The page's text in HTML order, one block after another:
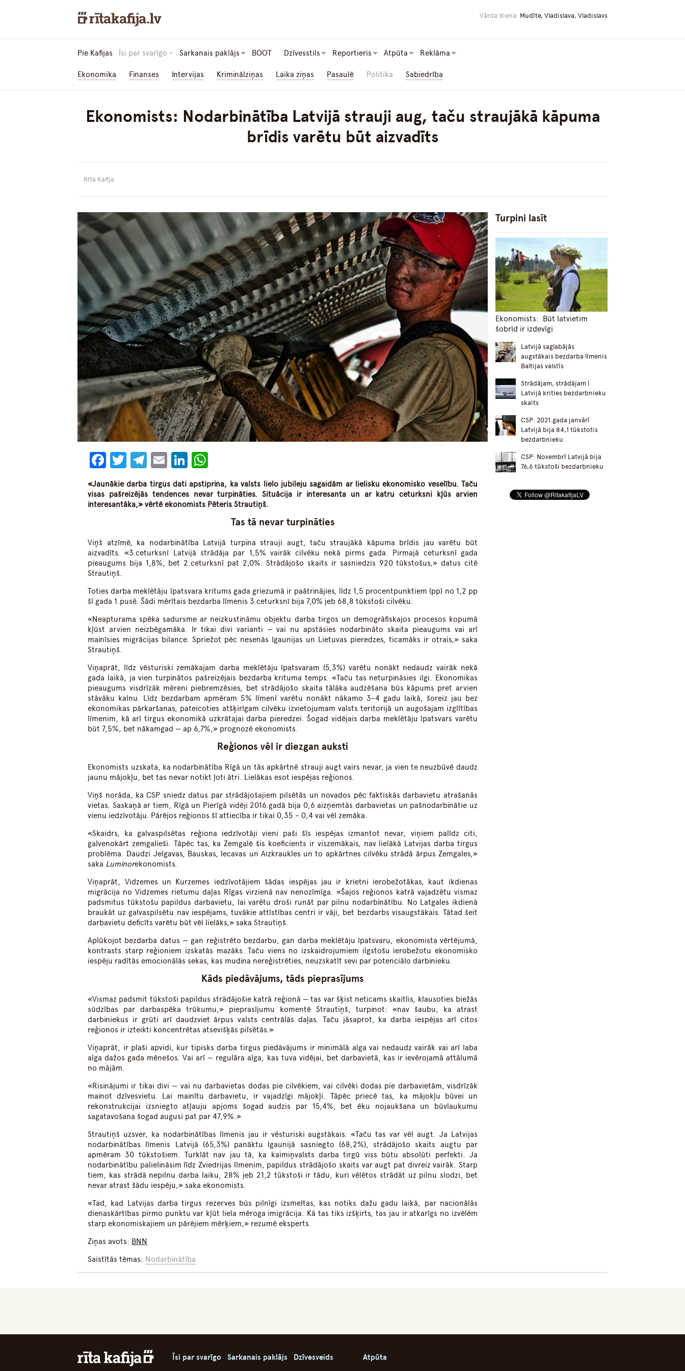
Vārda diena: Mudīte, Vladislava, Vladislavs
Pie Kafijas Īsi par svarīgo Sarkanais paklājs BOOT Dzīvesstils Reportieris Atpūta Reklāma
Ekonomika Finanses Intervijas Kriminālziņas Laika ziņas Pasaulē Politika Sabiedrība
Ekonomists: Nodarbinātība Latvijā strauji aug, taču straujākā kāpuma
brīdis varētu būt aizvadīts
Rīta Kafija
Facebook
Twitter
Telegram
EmailLinkedIn
«Jaunākie darba tirgus dati apstiprina, ka valsts lielo jubileju sagaidām ar lielisku ekonomisko veselību. Taču
visas pašreizējās tendences nevar turpināties. Situācija ir interesanta un ar katru ceturksni kļūs arvien
interesantāka,» vērtē ekonomists Pēteris Strautiņš.
Tas tā nevar turpināties
Viņš atzīmē, ka nodarbinātība Latvijā turpina strauji augt, taču straujākā kāpuma brīdis jau varētu būt
aizvadīts. «3.ceturksnī Latvijā strādāja par 1,5% vairāk cilvēku nekā pirms gada. Pirmajā ceturksnī gada
pieaugums bija 1,8%, bet 2.ceturksnī pat 2,0%. Strādājošo skaits ir sasniedzis 920 tūkstošus,» datus citē
Strautiņš.
Toties darba meklētāju īpatsvara kritums gada griezumā ir paātrinājies, līdz 1,5 procentpunktiem (pp) no 1,2 pp
šī gada 1.pusē. Šādi mērītais bezdarba līmenis 3.ceturksnī bija 7,0% jeb 68,8 tūkstoši cilvēku.
«Neapturama spēka sadursme ar neizkustināmu objektu darba tirgos un demogrāfiskajos procesos kopumā
kļūst arvien neizbēgamāka. Ir tikai divi varianti — vai nu apstāsies nodarbināto skaita pieaugums vai arī
mainīsies migrācijas bilance. Spriežot pēc nesenās Igaunijas un Lietuvas pieredzes, ticamāks ir otrais,» saka
Strautiņš.
Viņaprāt, līdz vēsturiski zemākajam darba meklētāju īpatsvaram (5,3%) varētu nonākt nedaudz vairāk nekā
gada laikā, ja vien turpinātos pašreizējais bezdarba krituma temps. «Taču tas neturpināsies ilgi. Ekonomikas
pieaugums visdrīzāk mēreni piebremzēsies, bet strādājošo skaita tālāka audzēšana būs kāpums pret arvien
stāvāku kalnu. Līdz bezdarbam apmēram 5% līmenī varētu nonākt nākamo 3–4 gadu laikā, šoreiz jau bez
ekonomikas pārkaršanas, pateicoties atšķirīgam cilvēku izvietojumam valsts teritorijā un augošajam izglītības
līmenim, kā arī tirgus ekonomikā uzkrātajai darba pieredzei. Šogad vidējais darba meklētāju īpatsvars varētu
būt 7,5%, bet nākamgad — ap 6,7%,» prognozē ekonomists.
Reģionos vēl ir diezgan auksti
Ekonomists uzskata, ka nodarbinātība Rīgā un tās apkārtnē strauji augt vairs nevar, ja vien te neuzbūvē daudz
jaunu mājokļu, bet tas nevar notikt ļoti ātri. Lielākas esot iespējas reģionos.
Viņš norāda, ka CSP sniedz datus par strādājošajiem pilsētās un novados pēc faktiskās darbavietu atrašanās
vietas. Saskaņā ar tiem, Rīgā un Pierīgā vidēji 2016.gadā bija 0,6 aizņemtās darbavietas un pašnodarbinātie uz
vienu iedzīvotāju. Pārējos reģionos šī attiecība ir tikai 0,35 – 0,4 vai vēl zemāka.
«Skaidrs, ka galvaspilsētas reģiona iedzīvotāji vieni paši šīs iespējas izmantot nevar, viņiem palīdz citi,
galvenokārt zemgalieši. Tāpēc tas, ka Zemgalē šis koeficients ir viszemākais, nav lielākā Latvijas darba tirgus
problēma. Daudzi Jelgavas, Bauskas, Iecavas un Aizkraukles un to apkārtnes cilvēku strādā ārpus Zemgales,»
saka Luminorekonomists.
Viņaprāt, Vidzemes un Kurzemes iedzīvotājiem šādas iespējas jau ir krietni ierobežotākas, kaut ikdienas
migrācija no Vidzemes rietumu daļas Rīgas virzienā nav nenozīmīga. «Šajos reģionos katrā vajadzētu vismaz
padsmitus tūkstošu papildus darbavietu, lai varētu droši runāt par pilnu nodarbinātību. No Latgales ikdienā
braukāt uz galvaspilsētu nav iespējams, tuvākie attīstības centri ir vāji, bet bezdarbs visaugstākais. Tātad šeit
darbavietu deficīts varētu būt vēl lielāks,» saka Strautiņš.
Aplūkojot bezdarba datus — gan reģistrēto bezdarbu, gan darba meklētāju īpatsvaru, ekonomista vērtējumā,
kontrasts starp reģioniem izskatās mazāks. Taču viens no izskaidrojumiem ilgstošu ierobežotu ekonomisko
iespēju radītās emocionālās sekas, kas mudina nereģistrēties, neuzskatīt sevi par potenciālo darbinieku.
Kāds piedāvājums, tāds pieprasījums
«Vismaz padsmit tūkstoši papildus strādājošie katrā reģionā — tas var šķist neticams skaitlis, klausoties biežās
sūdzības par darbaspēka trūkumu,» pieprasījumu komentē Strautiņš, turpinot: «nav šaubu, ka atrast
darbiniekus ir grūti arī daudzviet ārpus valsts centrālās daļas. Taču jāsaprot, ka darba iespējas arī citos
reģionos ir izteikti koncentrētas atsevišķās pilsētās.»
Viņaprāt, ir plaši apvidi, kur tipisks darba tirgus piedāvājums ir minimālā alga vai nedaudz vairāk vai arī laba
alga dažos gada mēnešos. Vai arī — regulāra alga, kas tuva vidējai, bet darbavietā, kas ir ievērojamā attālumā
no mājām.
«Risinājumi ir tikai divi — vai nu darbavietas dodas pie cilvēkiem, vai cilvēki dodas pie darbavietām, visdrīzāk
mainot dzīvesvietu. Lai mainītu darbavietu, ir vajadzīgi mājokļi. Tāpēc priecē tas, ka mājokļu būvei un
rekonstrukcijai izsniegto atļauju apjoms šogad audzis par 15,4%, bet ēku nojaukšana un būvlaukumu
sagatavošana šogad augusi pat par 47,9%.»
Strautiņš uzsver, ka nodarbinātības līmenis jau ir vēsturiski augstākais. «Taču tas var vēl augt. Ja Latvijas
nodarbinātības līmenis Latvijā (65,3%) panāktu Igaunijā sasniegto (68,2%), strādājošo skaits augtu par
apmēram 30 tūkstošiem. Turklāt nav jau tā, ka kaimiņvalsts darba tirgū viss būtu absolūti perfekti. Ja
nodarbinātību palielināsim līdz Zviedrijas līmenim, papildus strādājošo skaits var augt pat divreiz vairāk. Starp
tiem, kas strādā nepilnu darba laiku, 28% jeb 21,2 tūkstoši ir tādu, kuri vēlētos strādāt uz pilnu slodzi, bet
nevar atrast šādu iespēju,» saka ekonomists.
«Tad, kad Latvijas darba tirgus rezerves būs pilnīgi izsmeltas, kas notiks dažu gadu laikā, par nacionālās
dienaskārtības pirmo punktu var kļūt liela mēroga imigrācija. Kā tas tiks izšķirts, tas jau ir atkarīgs no izvēlēm
starp ekonomiskajiem un pārējiem mērķiem,» rezumē eksperts.
Ziņas avots: BNN
Saistītās tēmas: Nodarbinātība
Turpini lasīt
Ekonomists: Būt latvietim
šobrīd ir izdevīgi
Latvijā saglabājās
augstākais bezdarba līmenis
Baltijas valstīs
Strādājam, strādājam |
Latvijā krities bezdarbnieku
skaits
CSP: 2021.gada janvārī
Latvijā bija 84,1 tūkstotis
bezdarbnieku
CSP: Novembrī Latvijā bija
76,6 tūkstoši bezdarbnieku
Īsi par svarīgo Sarkanais paklājs Dzīvesveids Atpūta